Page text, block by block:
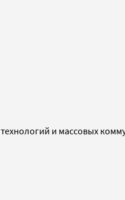
и массовых